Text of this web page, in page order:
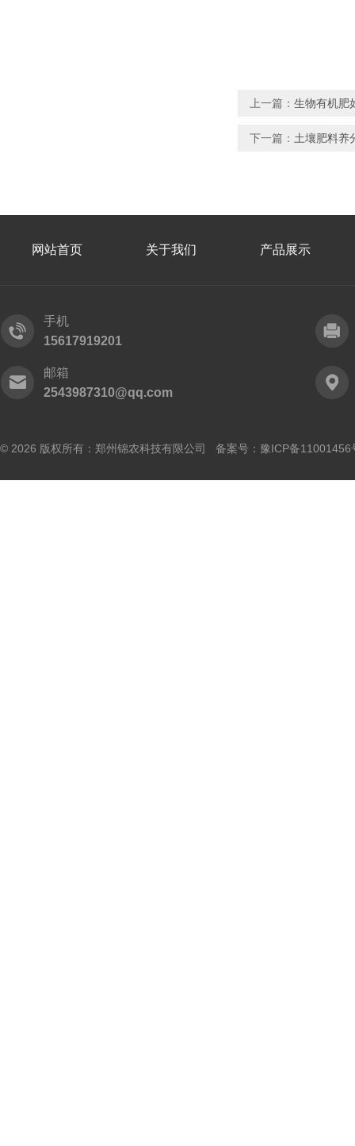
上一篇： 生物有机肥
下一篇： 土壤肥料养
网站首页 关于我们 产品展示
手机
15617919201
邮箱
2543987310@qq.com
© 2026 版权所有：郑州锦农科技有限公司 备案号： 豫ICP备11001456